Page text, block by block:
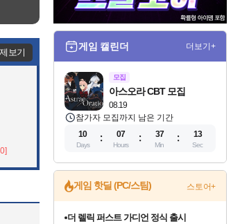
보기
게임 캘린더 더보기+
모집
08.19
아스오라 CBT 모집
참가자 모집까지 남은 기간
10
Days
07
Hours
37
Min
11
Sec
게임 핫딜 (PC/스팀) 스토어+
베데스다 40주년 기념 할인 중!